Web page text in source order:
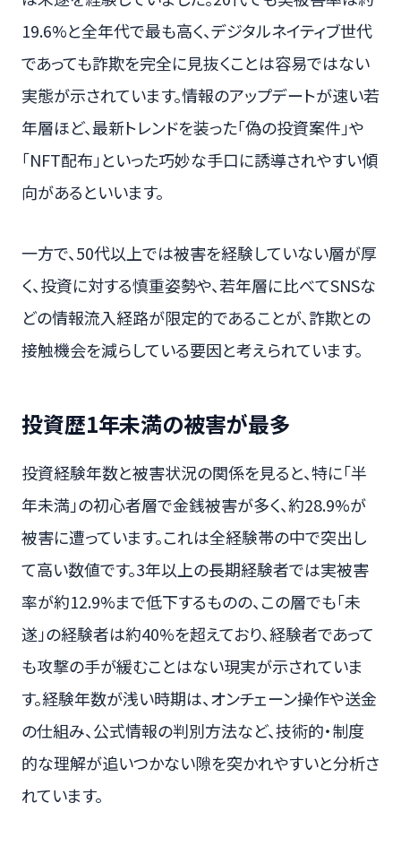
19.6%と全年代で最も高く、デジタルネイティブ世代
であっても詐欺を完全に見抜くことは容易ではない
実態が示されています。情報のアップデートが速い若
年層ほど、最新トレンドを装った「偽の投資案件」や
「NFT配布」といった巧妙な手口に誘導されやすい傾
向があるといいます。
一方で、50代以上では被害を経験していない層が厚
く、投資に対する慎重姿勢や、若年層に比べてSNSな
どの情報流入経路が限定的であることが、詐欺との
接触機会を減らしている要因と考えられています。
投資歴1年未満の被害が最多
投資経験年数と被害状況の関係を見ると、特に「半
年未満」の初心者層で金銭被害が多く、約28.9%が
被害に遭っています。これは全経験帯の中で突出し
て高い数値です。3年以上の長期経験者では実被害
率が約12.9%まで低下するものの、この層でも「未
遂」の経験者は約40%を超えており、経験者であって
も攻撃の手が緩むことはない現実が示されていま
す。経験年数が浅い時期は、オンチェーン操作や送金
の仕組み、公式情報の判別方法など、技術的・制度
的な理解が追いつかない隙を突かれやすいと分析さ
れています。